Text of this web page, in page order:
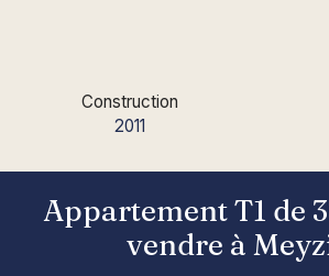
Construction
2011
Appartement T1 de
vendre à